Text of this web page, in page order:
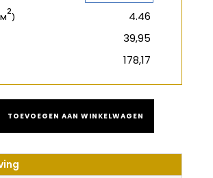
2
)
TOEVOEGEN AAN WINKELWAGEN